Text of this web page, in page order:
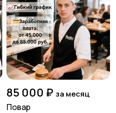
85 000 ₽ за месяц
Повар